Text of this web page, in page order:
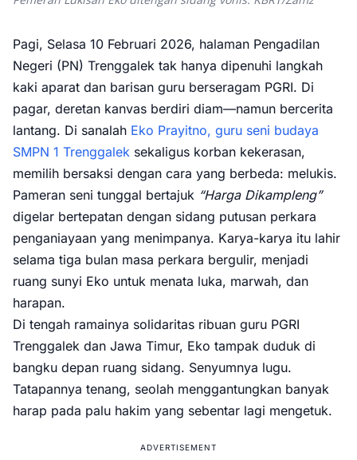
Pagi, Selasa 10 Februari 2026, halaman Pengadilan
Negeri (PN) Trenggalek tak hanya dipenuhi langkah
kaki aparat dan barisan guru berseragam PGRI. Di
pagar, deretan kanvas berdiri diam—namun bercerita
lantang. Di sanalah Eko Prayitno, guru seni budaya
SMPN 1 Trenggalek sekaligus korban kekerasan,
memilih bersaksi dengan cara yang berbeda: melukis.
Pameran seni tunggal bertajuk “Harga Dikampleng”
digelar bertepatan dengan sidang putusan perkara
penganiayaan yang menimpanya. Karya-karya itu lahir
selama tiga bulan masa perkara bergulir, menjadi
ruang sunyi Eko untuk menata luka, marwah, dan
harapan.
Di tengah ramainya solidaritas ribuan guru PGRI
Trenggalek dan Jawa Timur, Eko tampak duduk di
bangku depan ruang sidang. Senyumnya lugu.
Tatapannya tenang, seolah menggantungkan banyak
harap pada palu hakim yang sebentar lagi mengetuk.
ADVERTISEMENT